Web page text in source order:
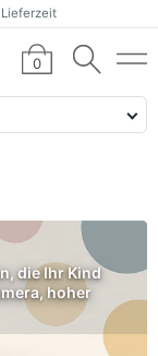
Lieferzeit
0
die Ihr Kind
hoher